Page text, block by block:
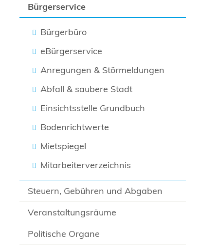
Bürgerservice
Bürgerbüro
eBürgerservice
Anregungen & Störmeldungen
Abfall & saubere Stadt
Einsichtsstelle Grundbuch
Bodenrichtwerte
Mietspiegel
Mitarbeiterverzeichnis
Steuern, Gebühren und Abgaben
Veranstaltungsräume
Politische Organe